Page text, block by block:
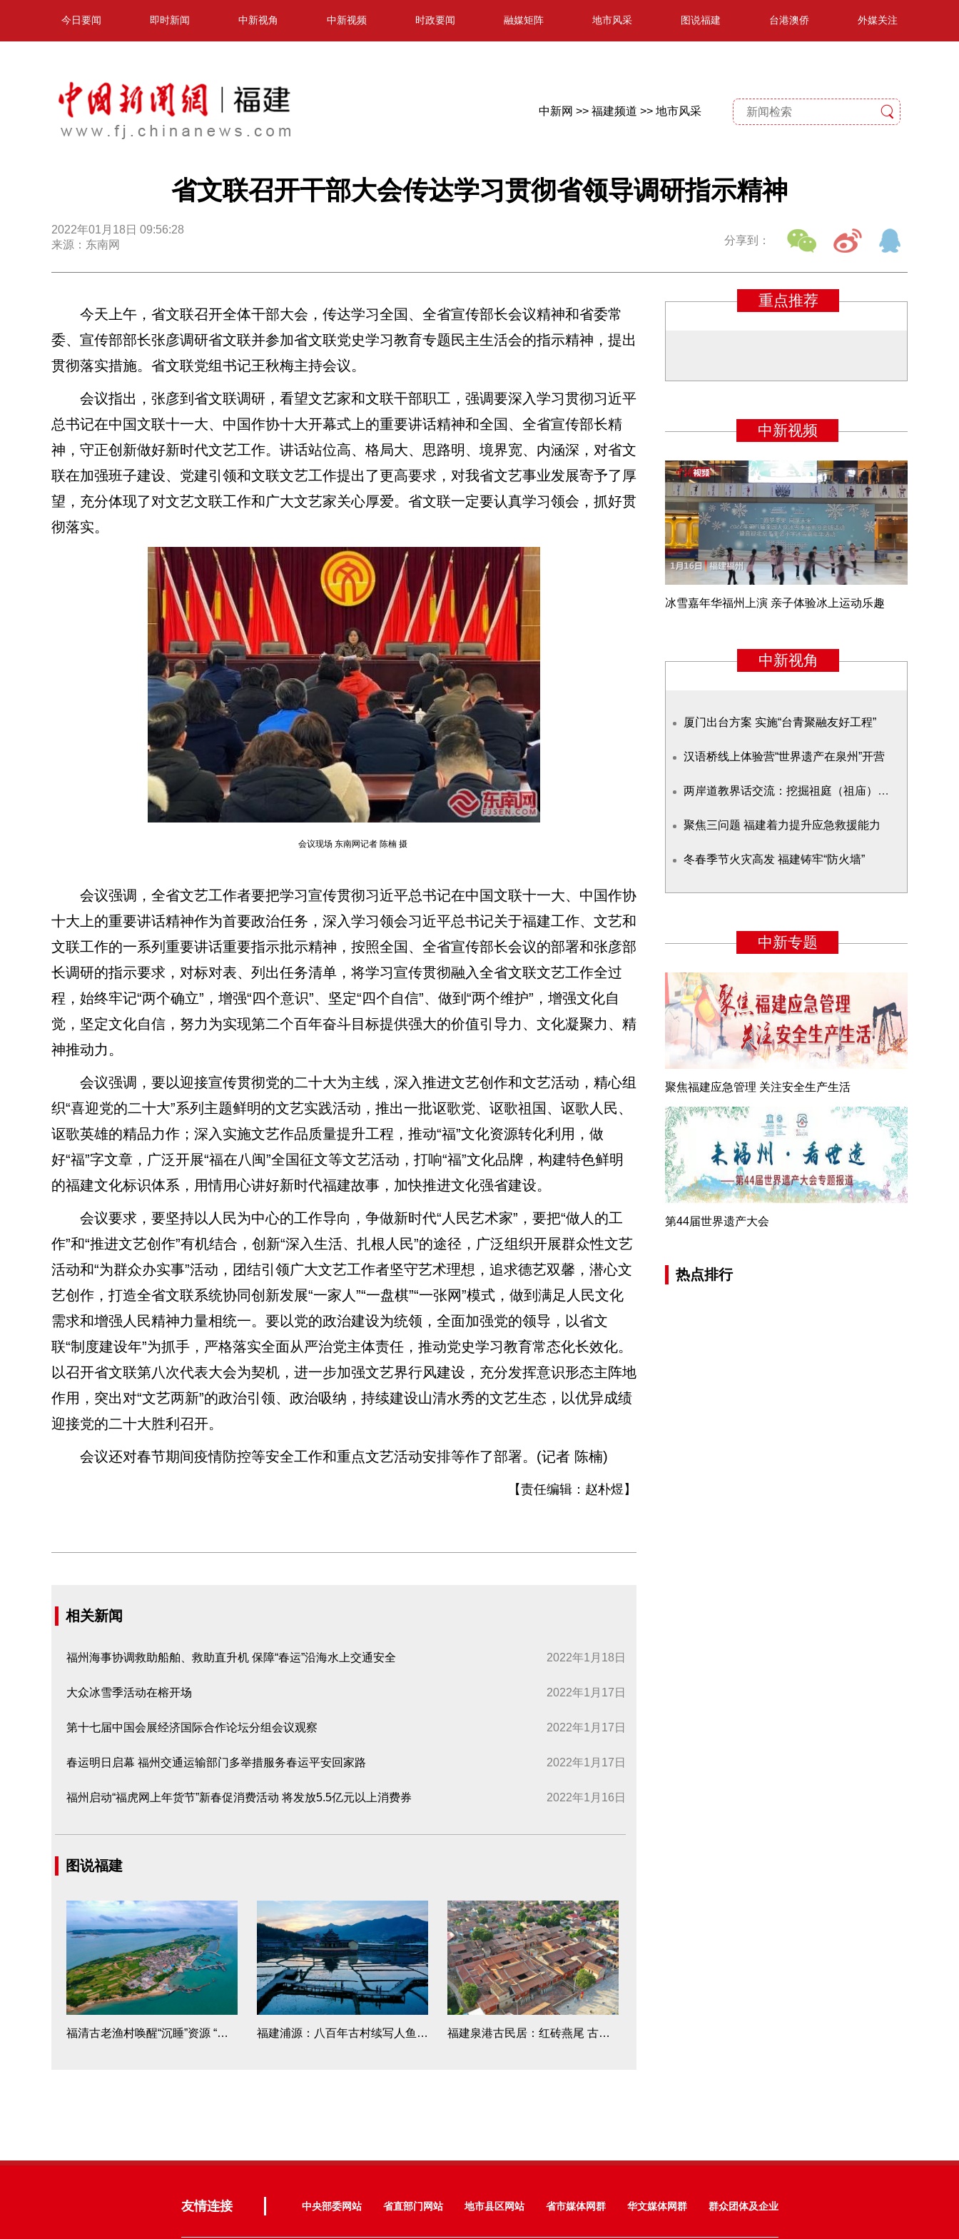
今日要闻 即时新闻 中新视角 中新视频 时政要闻 融媒矩阵 地市风采 图说福建 台港澳侨 外媒关注
中新网 >> 福建频道 >> 地市风采
省文联召开干部大会传达学习贯彻省领导调研指示精神
2022年01月18日 09:56:28
来源：东南网
分享到：
今天上午，省文联召开全体干部大会，传达学习全国、全省宣传部长会议精神和省委常
委、宣传部部长张彦调研省文联并参加省文联党史学习教育专题民主生活会的指示精神，提出
贯彻落实措施。省文联党组书记王秋梅主持会议。
会议指出，张彦到省文联调研，看望文艺家和文联干部职工，强调要深入学习贯彻习近平
总书记在中国文联十一大、中国作协十大开幕式上的重要讲话精神和全国、全省宣传部长精
神，守正创新做好新时代文艺工作。讲话站位高、格局大、思路明、境界宽、内涵深，对省文
联在加强班子建设、党建引领和文联文艺工作提出了更高要求，对我省文艺事业发展寄予了厚
望，充分体现了对文艺文联工作和广大文艺家关心厚爱。省文联一定要认真学习领会，抓好贯
彻落实。
会议现场 东南网记者 陈楠 摄
会议强调，全省文艺工作者要把学习宣传贯彻习近平总书记在中国文联十一大、中国作协
十大上的重要讲话精神作为首要政治任务，深入学习领会习近平总书记关于福建工作、文艺和
文联工作的一系列重要讲话重要指示批示精神，按照全国、全省宣传部长会议的部署和张彦部
长调研的指示要求，对标对表、列出任务清单，将学习宣传贯彻融入全省文联文艺工作全过
程，始终牢记“两个确立”，增强“四个意识”、坚定“四个自信”、做到“两个维护”，增强文化自
觉，坚定文化自信，努力为实现第二个百年奋斗目标提供强大的价值引导力、文化凝聚力、精
神推动力。
会议强调，要以迎接宣传贯彻党的二十大为主线，深入推进文艺创作和文艺活动，精心组
织“喜迎党的二十大”系列主题鲜明的文艺实践活动，推出一批讴歌党、讴歌祖国、讴歌人民、
讴歌英雄的精品力作；深入实施文艺作品质量提升工程，推动“福”文化资源转化利用，做
好“福”字文章，广泛开展“福在八闽”全国征文等文艺活动，打响“福”文化品牌，构建特色鲜明
的福建文化标识体系，用情用心讲好新时代福建故事，加快推进文化强省建设。
会议要求，要坚持以人民为中心的工作导向，争做新时代“人民艺术家”，要把“做人的工
作”和“推进文艺创作”有机结合，创新“深入生活、扎根人民”的途径，广泛组织开展群众性文艺
活动和“为群众办实事”活动，团结引领广大文艺工作者坚守艺术理想，追求德艺双馨，潜心文
艺创作，打造全省文联系统协同创新发展“一家人”“一盘棋”“一张网”模式，做到满足人民文化
需求和增强人民精神力量相统一。要以党的政治建设为统领，全面加强党的领导，以省文
联“制度建设年”为抓手，严格落实全面从严治党主体责任，推动党史学习教育常态化长效化。
以召开省文联第八次代表大会为契机，进一步加强文艺界行风建设，充分发挥意识形态主阵地
作用，突出对“文艺两新”的政治引领、政治吸纳，持续建设山清水秀的文艺生态，以优异成绩
迎接党的二十大胜利召开。
会议还对春节期间疫情防控等安全工作和重点文艺活动安排等作了部署。(记者 陈楠)
【责任编辑： 赵朴煜 】
相关新闻
福州海事协调救助船舶、救助直升机 保障“春运”沿海水上交通安全 2022年1月18日
大众冰雪季活动在榕开场 2022年1月17日
第十七届中国会展经济国际合作论坛分组会议观察 2022年1月17日
春运明日启幕 福州交通运输部门多举措服务春运平安回家路 2022年1月17日
福州启动“福虎网上年货节”新春促消费活动 将发放5.5亿元以上消费券 2022年1月16日
图说福建
福清古老渔村唤醒“沉睡”资源 “美丽吉岛”乘风破浪 福建浦源：八百年古村续写人鱼佳话 福建泉港古民居：红砖燕尾 古韵悠长
冰雪嘉年华福州上演 亲子体验冰上运动乐趣
厦门出台方案 实施“台青聚融友好工程”
汉语桥线上体验营“世界遗产在泉州”开营
两岸道教界话交流：挖掘祖庭（祖庙）优势文化资源
聚焦三问题 福建着力提升应急救援能力
冬春季节火灾高发 福建铸牢“防火墙”
聚焦福建应急管理 关注安全生产生活
第44届世界遗产大会
热点排行
友情连接 中央部委网站 省直部门网站 地市县区网站 省市媒体网群 华文媒体网群 群众团体及企业